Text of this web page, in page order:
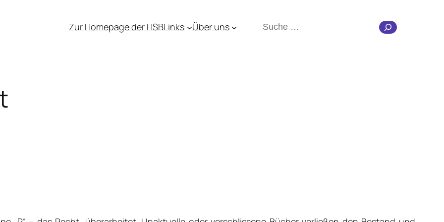
Zur Homepage der HSBLinks Über uns Suchen